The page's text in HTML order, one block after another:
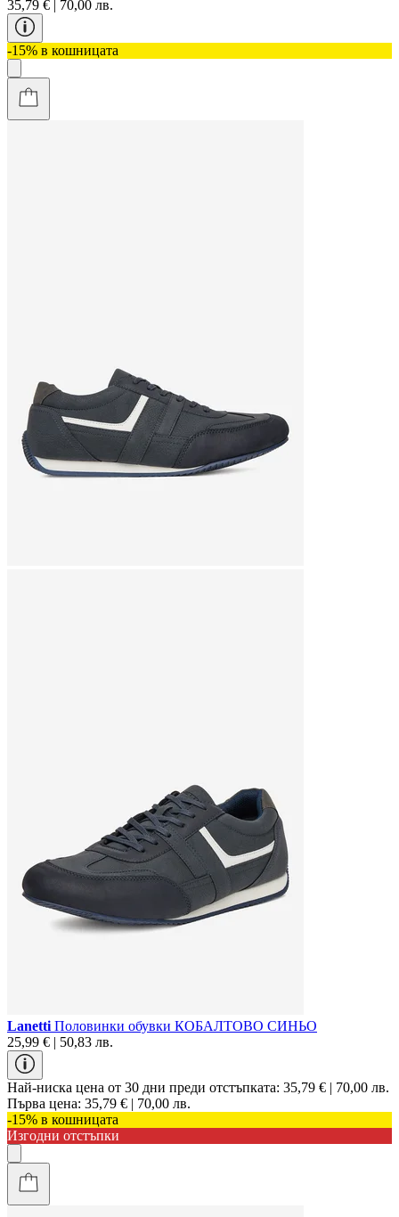
35,79 € | 70,00 лв.
-15% в кошницата
Lanetti Половинки обувки КОБАЛТОВО СИНЬО
25,99 € | 50,83 лв.
Най-ниска цена от 30 дни преди отстъпката: 35,79 € | 70,00 лв.
Първа цена: 35,79 € | 70,00 лв.
-15% в кошницата
Изгодни отстъпки